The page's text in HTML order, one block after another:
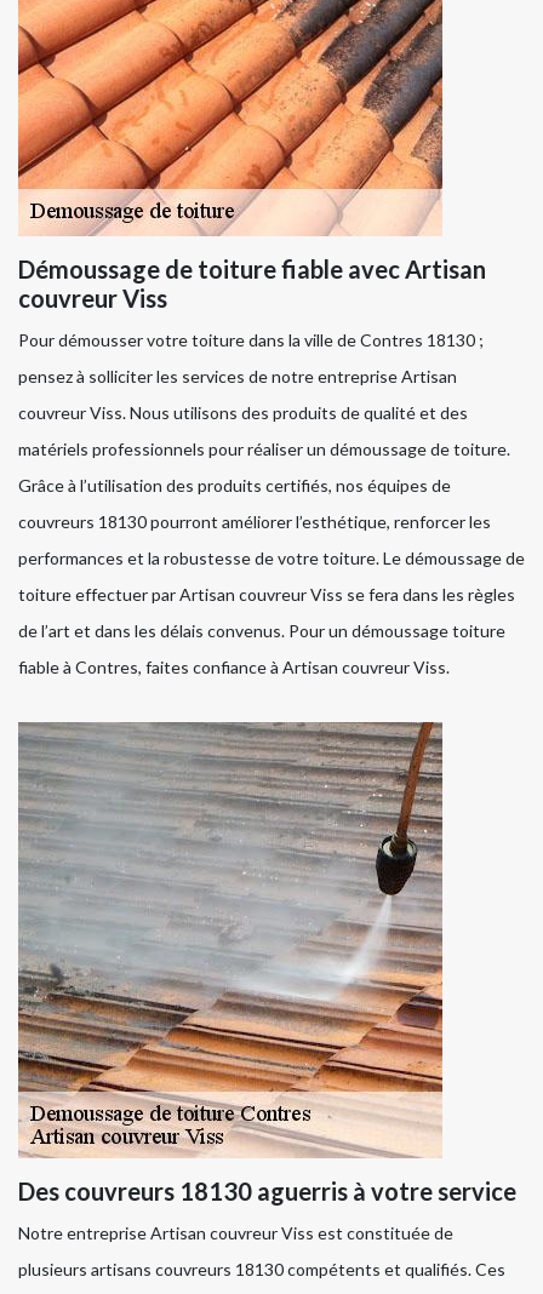
Démoussage de toiture fiable avec Artisan
couvreur Viss
Pour démousser votre toiture dans la ville de Contres 18130 ;
pensez à solliciter les services de notre entreprise Artisan
couvreur Viss. Nous utilisons des produits de qualité et des
matériels professionnels pour réaliser un démoussage de toiture.
Grâce à l’utilisation des produits certifiés, nos équipes de
couvreurs 18130 pourront améliorer l’esthétique, renforcer les
performances et la robustesse de votre toiture. Le démoussage de
toiture effectuer par Artisan couvreur Viss se fera dans les règles
de l’art et dans les délais convenus. Pour un démoussage toiture
fiable à Contres, faites confiance à Artisan couvreur Viss.
Des couvreurs 18130 aguerris à votre service
Notre entreprise Artisan couvreur Viss est constituée de
plusieurs artisans couvreurs 18130 compétents et qualifiés. Ces